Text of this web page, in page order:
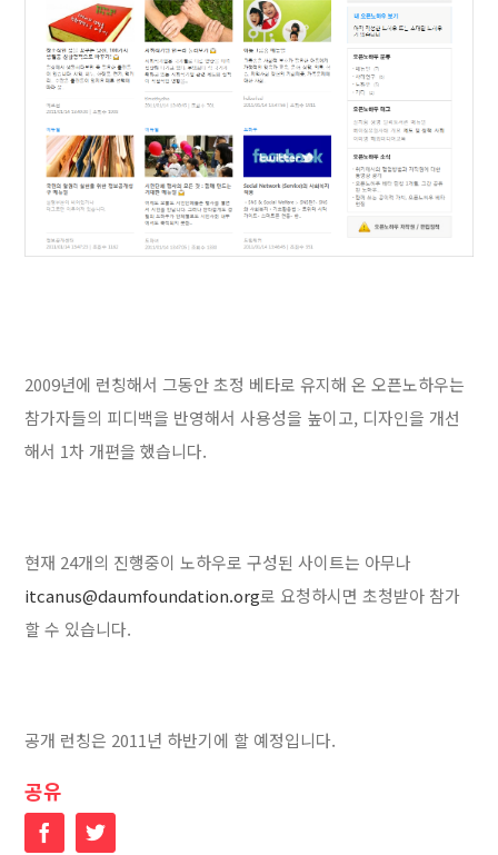
2009년에 런칭해서 그동안 초정 베타로 유지해 온 오픈노하우는
참가자들의 피디백을 반영해서 사용성을 높이고, 디자인을 개선
해서 1차 개편을 했습니다.
현재 24개의 진행중이 노하우로 구성된 사이트는 아무나
itcanus@daumfoundation.org로 요청하시면 초청받아 참가
할 수 있습니다.
공개 런칭은 2011년 하반기에 할 예정입니다.
공유
FacebookTwitter